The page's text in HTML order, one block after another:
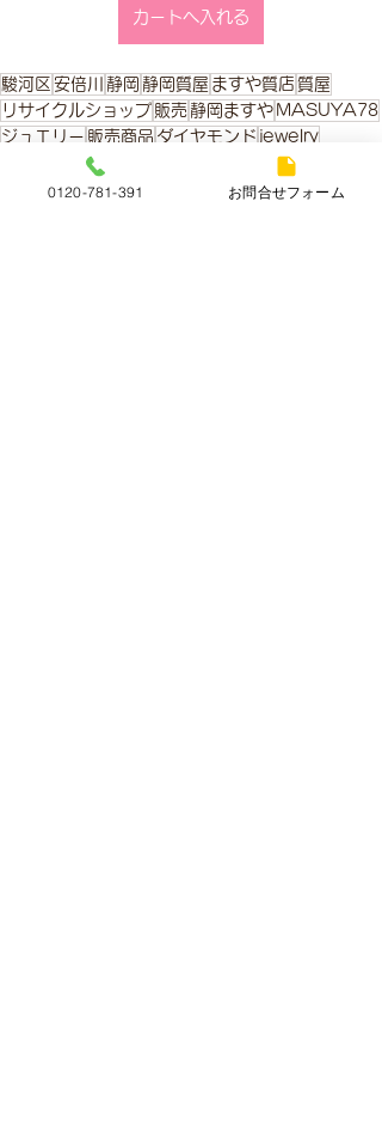
カートへ入れる
駿河区 安倍川 静岡 静岡質屋 ますや質店 質屋
リサイクルショップ 販売 静岡ますや MASUYA78
ジュエリー 販売商品 ダイヤモンド jewelry
ネックレス
ホワイトゴールド
necklaceオンライン diamond商品
0120-781-391 お問合せフォーム